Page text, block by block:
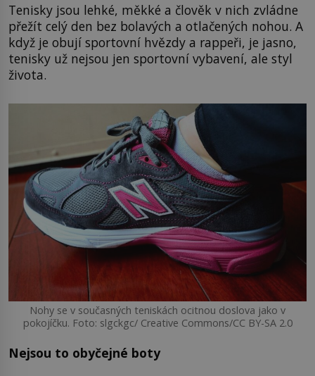
Tenisky jsou lehké, měkké a člověk v nich zvládne
přežít celý den bez bolavých a otlačených nohou. A
když je obují sportovní hvězdy a rappeři, je jasno,
tenisky už nejsou jen sportovní vybavení, ale styl
života.
Nohy se v současných teniskách ocitnou doslova jako v
pokojíčku. Foto: slgckgc/ Creative Commons/CC BY-SA 2.0
Nejsou to obyčejné boty